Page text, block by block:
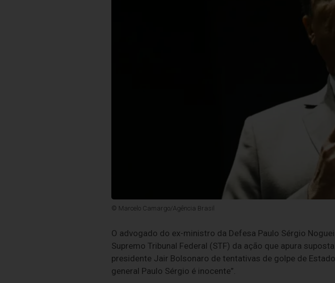
© Marcelo Camargo/Agência Brasil
O advogado do ex-ministro da Defesa Paulo Sérgio
Supremo Tribunal Federal (STF) da ação que apura
presidente Jair Bolsonaro de tentativas de golpe de
general Paulo Sérgio é inocente”.